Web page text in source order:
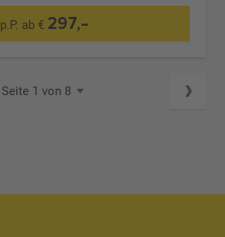
p.P. ab € 297,-
Seite 1 von 8